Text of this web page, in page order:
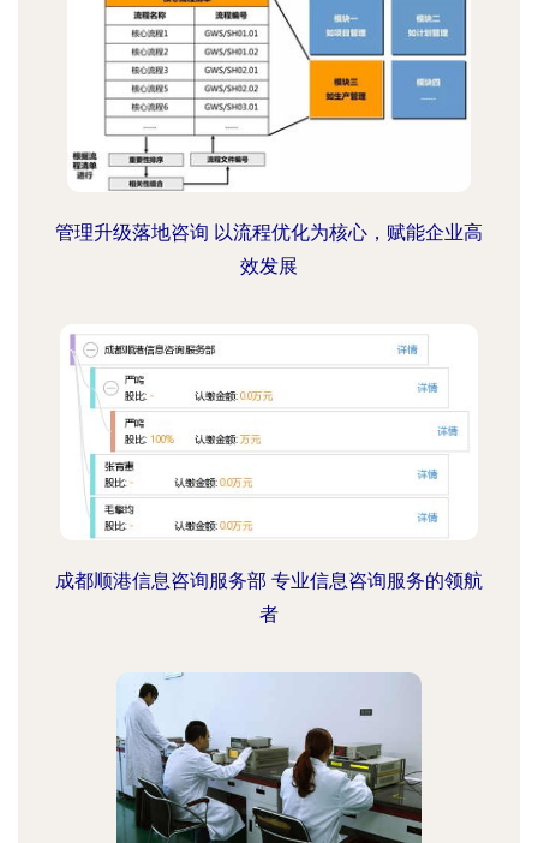
管理升级落地咨询 以流程优化为核心，赋能企业高
效发展
成都顺港信息咨询服务部 专业信息咨询服务的领航
者